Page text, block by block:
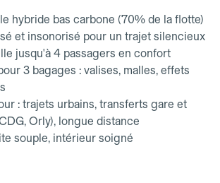
hybride bas carbone (70% de la flotte)
et insonorisé pour un trajet silencieux
jusqu'à 4 passagers en confort
3 bagages : valises, malles, effets
: trajets urbains, transferts gare et
Orly), longue distance
souple, intérieur soigné